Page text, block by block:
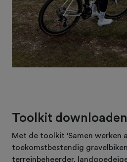
Toolkit downloaden
Met de toolkit 'Samen werken
toekomstbestendig
terreinbeheerder,